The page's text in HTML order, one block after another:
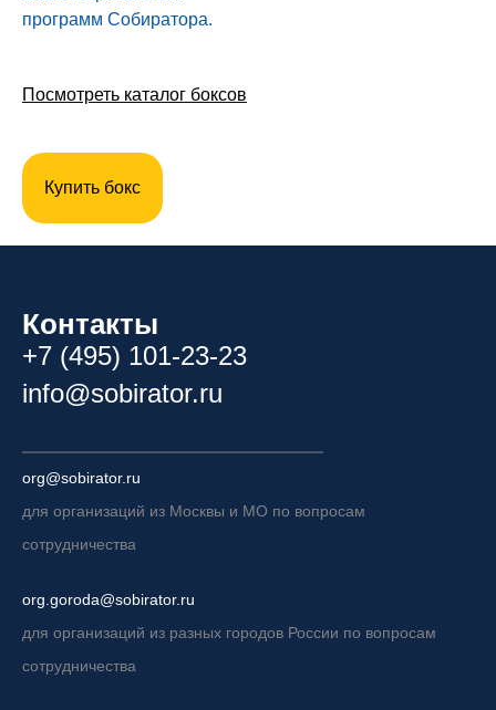
программ Собиратора.
Посмотреть каталог боксов
Купить бокс
Контакты
+7 (495) 101-23-23
info@sobirator.ru
org@sobirator.ru
для организаций из Москвы и МО по вопросам
сотрудничества
org.goroda@sobirator.ru
для организаций из разных городов России по вопросам
сотрудничества